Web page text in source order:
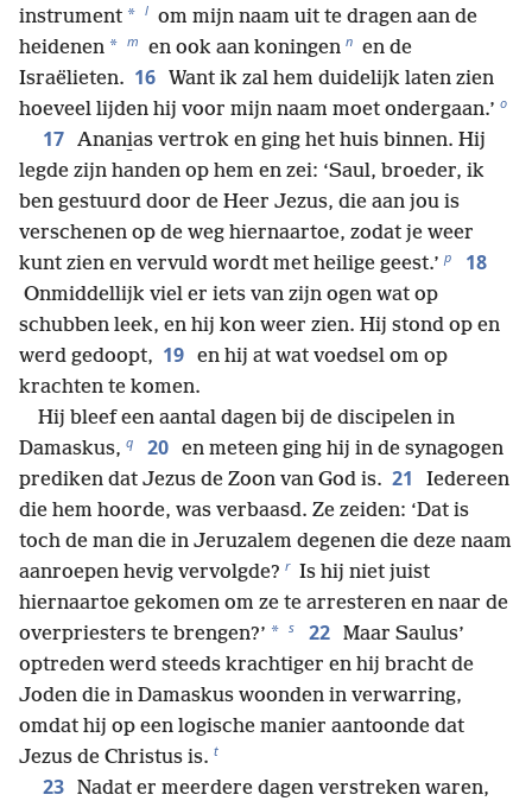
instrument * l om mijn naam uit te dragen aan de
heidenen * m en ook aan koningen n en de
Israëlieten. 16 Want ik zal hem duidelijk laten zien
hoeveel lijden hij voor mijn naam moet ondergaan.’ o
17 Anani̱as vertrok en ging het huis binnen. Hij
legde zijn handen op hem en zei: ‘Saul, broeder, ik
ben gestuurd door de Heer Jezus, die aan jou is
verschenen op de weg hiernaartoe, zodat je weer
kunt zien en vervuld wordt met heilige geest.’ p 18
Onmiddellijk viel er iets van zijn ogen wat op
schubben leek, en hij kon weer zien. Hij stond op en
werd gedoopt, 19 en hij at wat voedsel om op
krachten te komen.
Hij bleef een aantal dagen bij de discipelen in
Damaskus, q 20 en meteen ging hij in de synagogen
prediken dat Jezus de Zoon van God is. 21
Iedereen
die hem hoorde, was verbaasd. Ze zeiden: ‘Dat is
toch de man die in Jeruzalem degenen die deze naam
aanroepen hevig vervolgde? r Is hij niet juist
hiernaartoe gekomen om ze te arresteren en naar de
overpriesters te brengen?’ * s 22 Maar Saulus’
optreden werd steeds krachtiger en hij bracht de
Joden die in Damaskus woonden in verwarring,
omdat hij op een logische manier aantoonde dat
Jezus de Christus is. t
23 Nadat er meerdere dagen verstreken waren,